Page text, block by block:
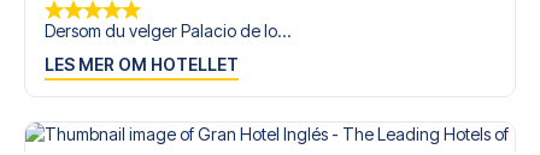
Dersom du velger Palacio de lo...
LES MER OM HOTELLET